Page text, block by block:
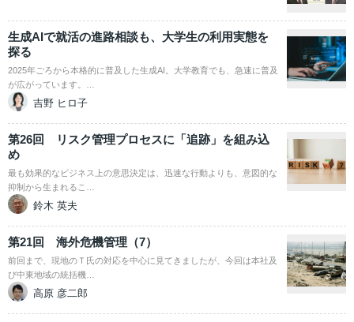
生成AIで就活の進路相談も、大学生の利用実態を
探る
2025年ごろから本格的に普及した生成AI。大学教育でも、急速に普及
が広がっています。…
吉野 ヒロ子
第26回 リスク管理プロセスに「追跡」を組み込
め
最も効果的なビジネス上の意思決定は、迅速な行動よりも、意図的な
抑制から生まれるこ…
鈴木 英夫
第21回 海外危機管理（7）
前回まで、現地のＴ氏の対応を中心に見てきましたが、今回は本社及
び中東地域の統括機…
高原 彦二郎